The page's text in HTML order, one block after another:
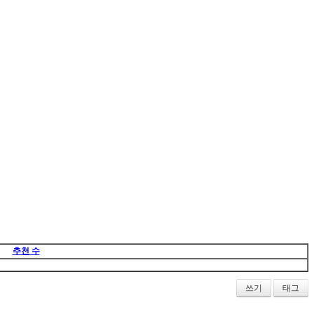
추천 수
쓰기 태그